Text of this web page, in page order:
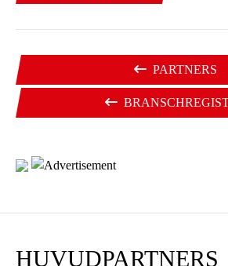
PARTNERS
HUVUDPARTNERS